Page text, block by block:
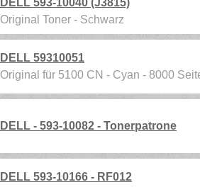
DELL 593-10040 (J3815)
Original Toner - Schwarz
DELL 59310051
Original für 5100 CN - Cyan - 8000
DELL - 593-10082 - Tonerpatrone
DELL 593-10166 - RF012